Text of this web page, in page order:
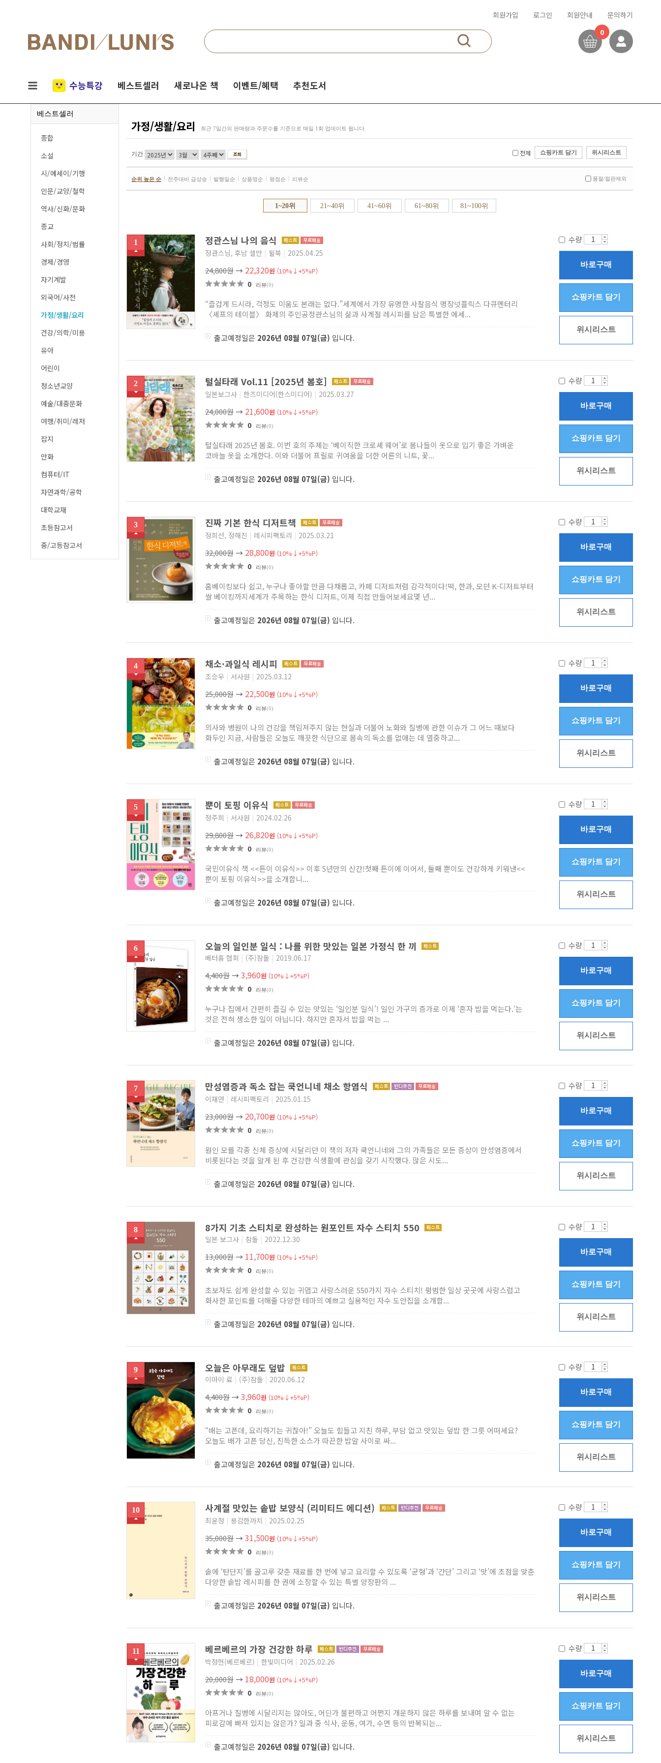
회원가입 로그인 회원안내 문의하기
검색 0
실시간
인기
수능특강 베스트셀러 새로나온 책 이벤트/혜택 추천도서
베스트셀러
종합
소설
시/에세이/기행
인문/교양/철학
역사/신화/문화
종교
사회/정치/법률
경제/경영
자기계발
외국어/사전
가정/생활/요리
건강/의학/미용
유아
어린이
청소년교양
예술/대중문화
여행/취미/레저
잡지
만화
컴퓨터/IT
자연과학/공학
대학교재
초등참고서
중/고등참고서
가정/생활/요리 최근 7일간의 판매량과 주문수를 기준으로 매일 1회 업데이트 됩니다.
순위 높은 순 전주대비 급상승 발행일순 상품명순 평점순 리뷰순 품절/절판제외
기간 전체 쇼핑카트 담기 위시리스트
1~20위 21~40위 41~60위 61~80위 81~100위
1 정관스님 나의 음식
정관스님, 후남 셀만 | 윌북 | 2025.04.25
24,800원→ 22,320원 (10%↓+5%P)
0 리뷰(0)
“즐겁게 드시라, 걱정도 미움도 본래는 없다.”세계에서 가장 유명한 사찰음식 명장넷플릭스 다큐멘터리
〈셰프의 테이블〉 화제의 주인공정관스님의 삶과 사계절 레시피를 담은 특별한 에세...
출고예정일은 2026년 08월 07일(금) 입니다.
수량
바로구매
쇼핑카트 담기
위시리스트
2 털실타래 Vol.11 [2025년 봄호]
일본보그사 | 한즈미디어(한스미디어) | 2025.03.27
24,000원→ 21,600원 (10%↓+5%P)
0 리뷰(0)
털실타래 2025년 봄호. 이번 호의 주제는 ‘베이직한 크로셰 웨어’로 봄나들이 옷으로 입기 좋은 가벼운
코바늘 옷을 소개한다. 이와 더불어 프릴로 귀여움을 더한 어른의 니트, 꽃...
출고예정일은 2026년 08월 07일(금) 입니다.
수량
바로구매
쇼핑카트 담기
위시리스트
3 진짜 기본 한식 디저트책
정희선, 정해진 | 레시피팩토리 | 2025.03.21
32,000원→ 28,800원 (10%↓+5%P)
0 리뷰(0)
홈베이킹보다 쉽고, 누구나 좋아할 만큼 다채롭고, 카페 디저트처럼 감각적이다!떡, 한과, 모던 K-디저트부터
쌀 베이킹까지세계가 주목하는 한식 디저트, 이제 직접 만들어보세요몇 년...
출고예정일은 2026년 08월 07일(금) 입니다.
수량
바로구매
쇼핑카트 담기
위시리스트
4 채소·과일식 레시피
조승우 | 서사원 | 2025.03.12
25,000원→ 22,500원 (10%↓+5%P)
0 리뷰(0)
의사와 병원이 나의 건강을 책임져주지 않는 현실과 더불어 노화와 질병에 관한 이슈가 그 어느 때보다
화두인 지금, 사람들은 오늘도 깨끗한 식단으로 몸속의 독소를 없애는 데 열중하고...
출고예정일은 2026년 08월 07일(금) 입니다.
수량
바로구매
쇼핑카트 담기
위시리스트
5 뿐이 토핑 이유식
정주희 | 서사원 | 2024.02.26
29,800원→ 26,820원 (10%↓+5%P)
0 리뷰(0)
국민이유식 책 <<튼이 이유식>> 이후 5년만의 신간!첫째 튼이에 이어서, 둘째 뿐이도 건강하게 키워낸<<
뿐이 토핑 이유식>>을 소개합니...
출고예정일은 2026년 08월 07일(금) 입니다.
수량
바로구매
쇼핑카트 담기
위시리스트
6 오늘의 일인분 일식 : 나를 위한 맛있는 일본 가정식 한 끼
베터홈 협회 | (주)참돌 | 2019.06.17
4,400원→3,960원 (10%↓+5%P)
0 리뷰(0)
누구나 집에서 간편히 즐길 수 있는 맛있는 ‘일인분 일식’! 일인 가구의 증가로 이제 ‘혼자 밥을 먹는다.’는
것은 전혀 생소한 일이 아닙니다. 하지만 혼자서 밥을 먹는 ...
출고예정일은 2026년 08월 07일(금) 입니다.
수량
바로구매
쇼핑카트 담기
위시리스트
7 만성염증과 독소 잡는 쿡언니네 채소 항염식
이재연 | 레시피팩토리 | 2025.01.15
23,000원→ 20,700원 (10%↓+5%P)
0 리뷰(0)
원인 모를 각종 신체 증상에 시달리던 이 책의 저자 쿡언니네와 그의 가족들은 모든 증상이 만성염증에서
비롯된다는 것을 알게 된 후 건강한 식생활에 관심을 갖기 시작했다. 많은 시도...
출고예정일은 2026년 08월 07일(금) 입니다.
수량
바로구매
쇼핑카트 담기
위시리스트
8 8가지 기초 스티치로 완성하는 원포인트 자수 스티치 550
일본 보그사 | 참돌 | 2022.12.30
13,000원→ 11,700원 (10%↓+5%P)
0 리뷰(0)
초보자도 쉽게 완성할 수 있는 귀엽고 사랑스러운 550가지 자수 스티치! 평범한 일상 곳곳에 사랑스럽고
화사한 포인트를 더해줄 다양한 테마의 예쁘고 실용적인 자수 도안집을 소개합...
출고예정일은 2026년 08월 07일(금) 입니다.
수량
바로구매
쇼핑카트 담기
위시리스트
9 오늘은 아무래도 덮밥
이마이 료 | (주)참돌 | 2020.06.12
4,400원→3,960원 (10%↓+5%P)
0 리뷰(0)
“배는 고픈데, 요리하기는 귀찮아!” 오늘도 힘들고 지친 하루, 부담 없고 맛있는 덮밥 한 그릇 어떠세요?
오늘도 배가 고픈 당신, 진득한 소스가 따끈한 밥알 사이로 싸...
출고예정일은 2026년 08월 07일(금) 입니다.
수량
바로구매
쇼핑카트 담기
위시리스트
10 사계절 맛있는 솥밥 보양식 (리미티드 에디션)
최윤정 | 용감한까치 | 2025.02.25
35,000원→31,500원 (10%↓+5%P)
0 리뷰(0)
솥에 ‘탄단지’를 골고루 갖춘 재료를 한 번에 넣고 요리할 수 있도록 ‘균형’과 ‘간단’ 그리고 ‘맛’에 초점을 맞춘
다양한 솥밥 레시피를 한 권에 소장할 수 있는 특별 양장판의 ...
출고예정일은 2026년 08월 07일(금) 입니다.
수량
바로구매
쇼핑카트 담기
위시리스트
11 베르베르의 가장 건강한 하루
박정현(베르베르) | 한빛미디어 | 2025.02.26
20,000원→ 18,000원 (10%↓+5%P)
0 리뷰(0)
아프거나 질병에 시달리지는 않아도, 어딘가 불편하고 어쩐지 개운하지 않은 하루를 보내며 알 수 없는
피로감에 빠져 있지는 않은가? 일과 중 식사, 운동, 여가, 수면 등의 반복되는...
출고예정일은 2026년 08월 07일(금) 입니다.
수량
바로구매
쇼핑카트 담기
위시리스트